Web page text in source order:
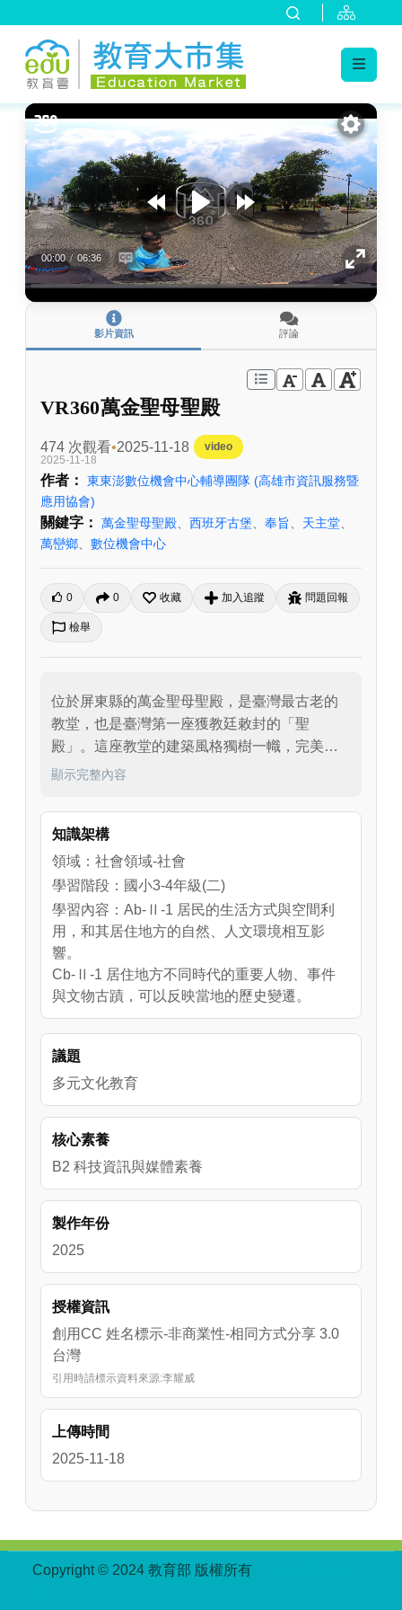
:::
00:00 / 06:36
影片資訊 評論
VR360萬金聖母聖殿
474 次觀看 2025-11-18
video
2025-11-18
作者： 東東澎數位機會中心輔導團隊 (高雄市資訊服務暨
應用協會)
關鍵字： 萬金聖母聖殿 西班牙古堡 奉旨 天主堂
萬巒鄉
數位機會中心
0 0 收藏 加入追蹤 問題回報
檢舉
位於屏東縣的萬金聖母聖殿，是臺灣最古老的
教堂，也是臺灣第一座獲教廷敕封的「聖
殿」。這座教堂的建築風格獨樹一幟，完美融
合了西方與本土特色，呈現出「閩洋共融」的
教堂由西班牙神父於1869年以西班牙古堡式風
格建造，其厚實的白色外牆，以碎石、石灰、
黑糖、蜂蜜等在地材料混合而成，展現當時建
築工藝的智慧。在外觀上，除了哥德式與古典
元素外，更融入了中式馬背山牆及「奉旨」、
「天主堂」石碑，這些都是清廷官方認可的標
誌。內部設計也充滿巧思，柱列對聯與中國古
典圖案天花板，讓外來信仰與本土文化完美交
織。
顯示完整內容
知識架構
領域：社會領域-社會
學習階段：國小3-4年級(二)
學習內容：Ab-Ⅱ-1 居民的生活方式與空間利
用，和其居住地方的自然、人文環境相互影
響。
Cb-Ⅱ-1 居住地方不同時代的重要人物、事件
與文物古蹟，可以反映當地的歷史變遷。
議題
多元文化教育
核心素養
B2 科技資訊與媒體素養
製作年份
2025
授權資訊
創用CC 姓名標示-非商業性-相同方式分享 3.0
台灣
引用時請標示資料來源:李耀威
上傳時間
2025-11-18
Copyright © 2024 教育部 版權所有